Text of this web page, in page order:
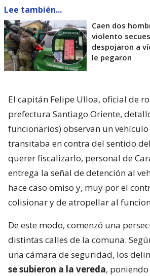
Lee también...
Caen dos
violento
despojaron a
le pegaron
El capitán Felipe Ulloa, oficial de
prefectura Santiago Oriente,
funcionarios) observan un
transitaba en contra del sentido
querer fiscalizarlo, personal de
entrega la señal de detención al
hace caso omiso y, muy por el
colisionar y de atropellar al
De este modo, comenzó una
distintas calles de la comuna.
una cámara de seguridad, los
se subieron a la vereda,